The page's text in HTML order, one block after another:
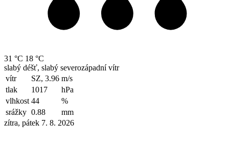
31 °C 18 °C
slabý déšť, slabý severozápadní vítr
vítr
SZ, 3.96 m/s
tlak
1017
hPa
vlhkost 44
%
srážky 0.88
mm
zítra, pátek 7. 8. 2026